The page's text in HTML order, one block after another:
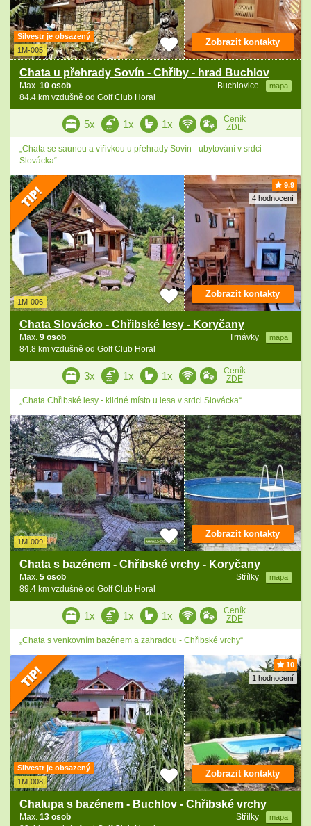
Silvestr je obsazený
1M-005
Chata u přehrady Sovín - Chřiby - hrad Buchlov
Buchlovice mapa
Max. 10 osob
84.4 km vzdušně od Golf Club Horal
Zobrazit kontakty
5x 1x 1x
Ceník
ZDE
„Chata se saunou a vířivkou u přehrady Sovín - ubytování v srdci
Slovácka“
9.9
4 hodnocení
1M-006
Chata Slovácko - Chřibské lesy - Koryčany
Trnávky mapa
Max. 9 osob
84.8 km vzdušně od Golf Club Horal
Zobrazit kontakty
3x 1x 1x
Ceník
ZDE
„Chata Chřibské lesy - klidné místo u lesa v srdci Slovácka“
1M-009
Chata s bazénem - Chřibské vrchy - Koryčany
Střílky mapa
Max. 5 osob
89.4 km vzdušně od Golf Club Horal
Zobrazit kontakty
1x 1x 1x
Ceník
ZDE
„Chata s venkovním bazénem a zahradou - Chřibské vrchy“
10
1 hodnocení
Silvestr je obsazený
1M-008
Chalupa s bazénem - Buchlov - Chřibské vrchy
Střílky mapa
Max. 13 osob
Zobrazit kontakty